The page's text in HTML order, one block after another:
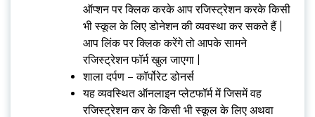
ऑप्शन पर क्लिक करके आप रजिस्ट्रेशन करके किसी
भी स्कूल के लिए डोनेशन की व्यवस्था कर सकते हैं |
आप लिंक पर क्लिक करेंगे तो आपके सामने
रजिस्ट्रेशन फॉर्म खुल जाएगा |
शाला दर्पण – कॉर्पोरेट डोनर्स
यह व्यवस्थित ऑनलाइन प्लेटफॉर्म में जिसमें वह
रजिस्ट्रेशन कर के किसी भी स्कूल के लिए अथवा